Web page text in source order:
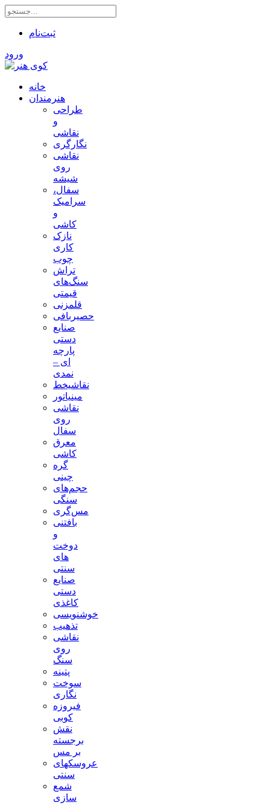
ثبت‌نام
ورود
خانه
هنرمندان
طراحی
و
نقاشی
نگارگری
نقاشی
روی
شیشه
سفال،
سرامیک
و
کاشی
نازک
کاری
چوب
تراش
سنگ‌های
قیمتی
قلمزنی
حصیربافی
صنایع
دستی
پارچه
ای –
نمدی
نقاشیخط
مینیاتور
نقاشی
روی
سفال
معرق
کاشی
گره
چینی
حجم‌های
سنگی
مس‌گری
بافتنی‌
و
دوخت
های
سنتی
صنایع
دستی
کاغذی
خوشنویسی
تذهیب
نقاشی
روی
سنگ
پتینه
سوخت
نگاری
فیروزه
کوبی
نقش
برجسته
بر مس
عروسکهای
سنتی
شمع
سازی